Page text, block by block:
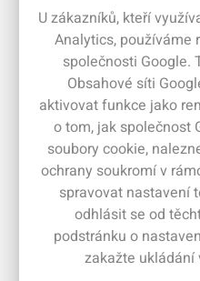
U zákazníků, kteří
Analytics, používáme
společnosti Google.
Obsahové síti
aktivovat funkce jako
o tom, jak společnost
soubory cookie,
ochrany soukromí v
spravovat nastavení
odhlásit se od
podstránku o
zakažte ukládání